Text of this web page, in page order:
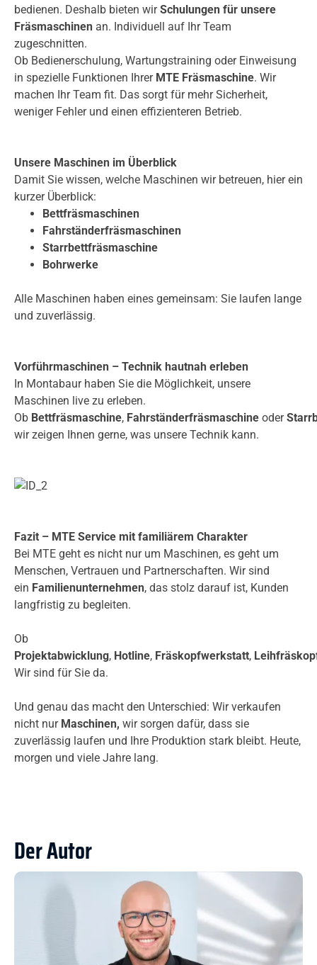
bedienen. Deshalb bieten wirSchulungen für unsere
Fräsmaschinen an. Individuell auf Ihr Team
zugeschnitten.
Ob Bedienerschulung, Wartungstraining oder Einweisung
in spezielle Funktionen Ihrer MTE Fräsmaschine. Wir
machen Ihr Team fit. Das sorgt für mehr Sicherheit,
weniger Fehler und einen effizienteren Betrieb.
Unsere Maschinen im Überblick
Damit Sie wissen, welche Maschinen wir betreuen, hier ein
kurzer Überblick:
Bettfräsmaschinen
Fahrständerfräsmaschinen
Starrbettfräsmaschine
Bohrwerke
Alle Maschinen haben eines gemeinsam: Sie laufen lange
und zuverlässig.
Vorführmaschinen – Technik hautnah erleben
In Montabaur haben Sie die Möglichkeit, unsere
Maschinen live zu erleben.
Ob Bettfräsmaschine, Fahrständerfräsmaschine oder
wir zeigen Ihnen gerne, was unsere Technik kann.
Fazit – MTE Service mit familiärem Charakter
Bei MTE geht es nicht nur um Maschinen, es geht um
Menschen, Vertrauen und Partnerschaften. Wir sind
ein Familienunternehmen, das stolz darauf ist, Kunden
langfristig zu begleiten.
Ob
Projektabwicklung, Hotline, Fräskopfwerkstatt,
Wir sind für Sie da.
Und genau das macht den Unterschied: Wir verkaufen
nicht nur Maschinen, wir sorgen dafür, dass sie
zuverlässig laufen und Ihre Produktion stark bleibt. Heute,
morgen und viele Jahre lang.
Der Autor